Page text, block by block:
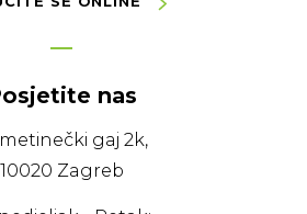
nas
gaj 2k,
10020 Zagreb